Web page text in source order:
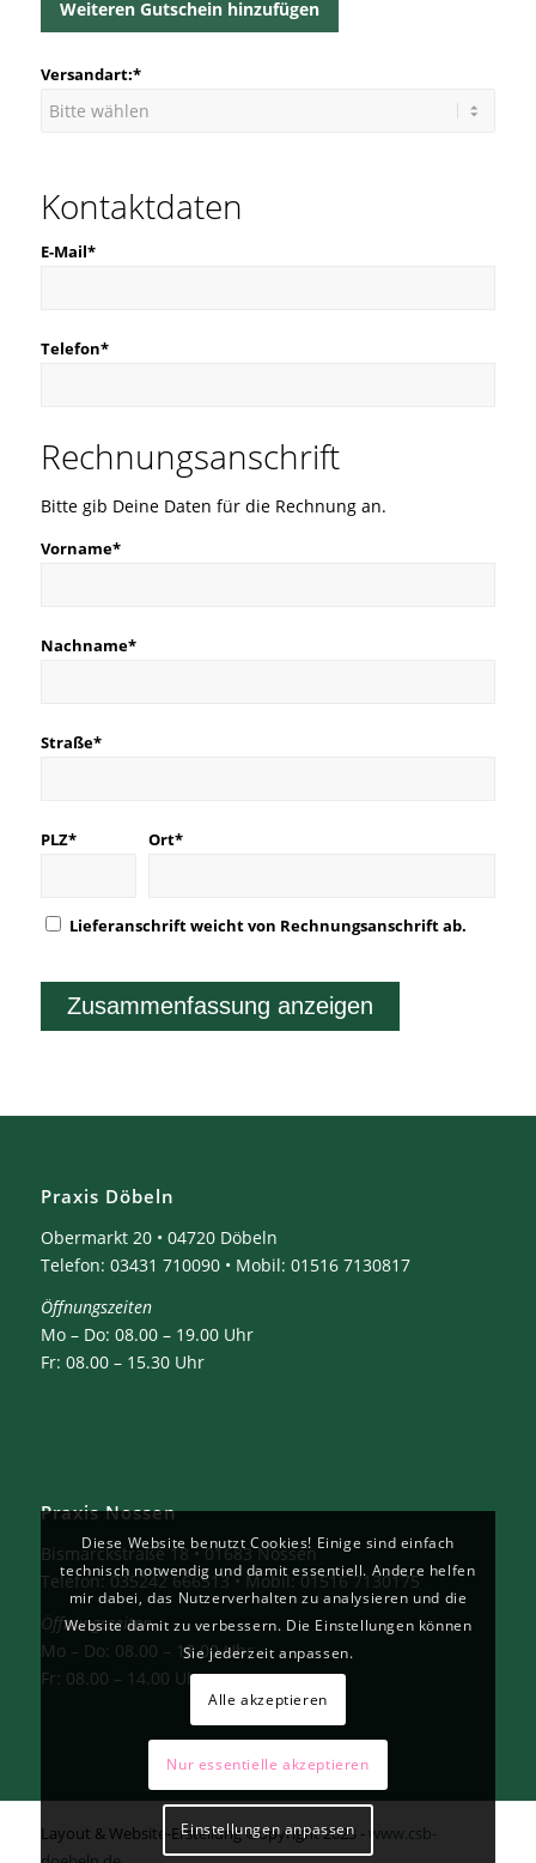
Weiteren Gutschein hinzufügen
Versandart:*
Kontaktdaten
E-Mail*
Telefon*
Rechnungsanschrift
Bitte gib Deine Daten für die Rechnung an.
Vorname*
Nachname*
Straße*
PLZ* Ort*
Lieferanschrift weicht von Rechnungsanschrift ab.
Praxis Döbeln
Obermarkt 20 • 04720 Döbeln
Telefon: 03431 710090 • Mobil: 01516 7130817
Öffnungszeiten
Mo – Do: 08.00 – 19.00 Uhr
Fr: 08.00 – 15.30 Uhr
Praxis Nossen
Bismarckstraße 18 • 01683 Nossen
Telefon: 035242 666513 • Mobil: 01516 7130175
Öffnungszeiten
Mo – Do: 08.00 – 18.00 Uhr
Fr: 08.00 – 14.00 Uhr
Layout & Website-Erstellung ©opyright 2023 -www.csb-
Diese Website benutzt Cookies! Einige sind einfach
technisch notwendig und damit essentiell. Andere helfen
mir dabei, das Nutzerverhalten zu analysieren und die
Website damit zu verbessern. Die Einstellungen können
Sie jederzeit anpassen.
Alle akzeptieren
Nur essentielle akzeptieren
Einstellungen anpassen